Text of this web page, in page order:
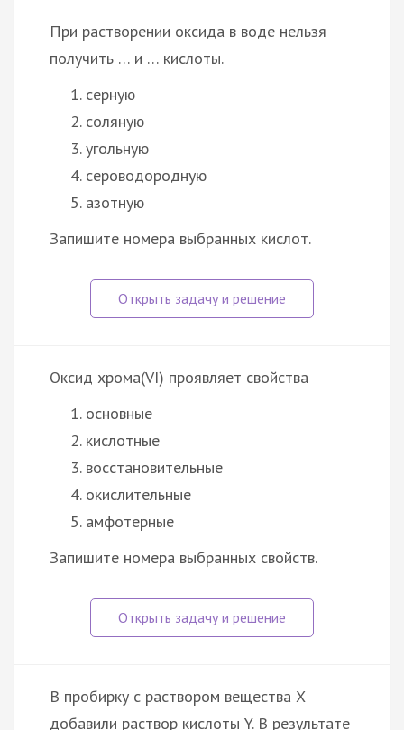
При растворении оксида в воде нельзя
получить … и … кислоты.
серную
соляную
угольную
сероводородную
азотную
Запишите номера выбранных кислот.
Оксид хрома(VI) проявляет свойства
основные
кислотные
восстановительные
окислительные
амфотерные
Запишите номера выбранных свойств.
В пробирку с раствором вещества X
добавили раствор кислоты Y. В результате